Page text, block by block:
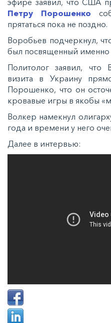
эфире заявил, что США
Петру Порошенко
прятаться пока не поздно.
Воробьев подчеркнул,
был посвященный именно
Политолог заявил,
визита в Украину
Порошенко, что он
кровавые игры в якобы
Волкер намекнул
года и времени у него
Далее в интервью: